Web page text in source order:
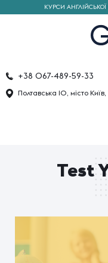
КУРСИ
+38 067-489-59-33
Полтавська 10, місто Київ,
Test